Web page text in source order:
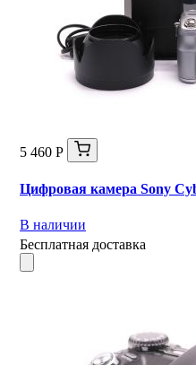
5 460 Р
Цифровая камера Sony
В наличии
Бесплатная доставка